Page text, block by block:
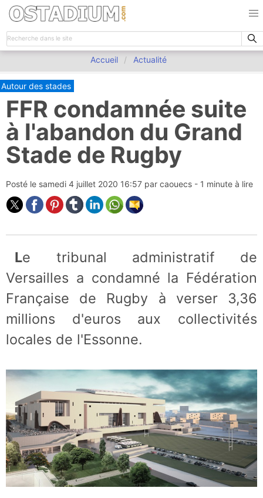
Accueil Actualité
Autour des stades
FFR condamnée suite
à l'abandon du Grand
Stade de Rugby
Posté le samedi 4 juillet 2020 16:57 par caouecs - 1 minute à lire
Le tribunal administratif de
Versailles a condamné la Fédération
Française de Rugby à verser 3,36
millions d'euros aux collectivités
locales de l'Essonne.